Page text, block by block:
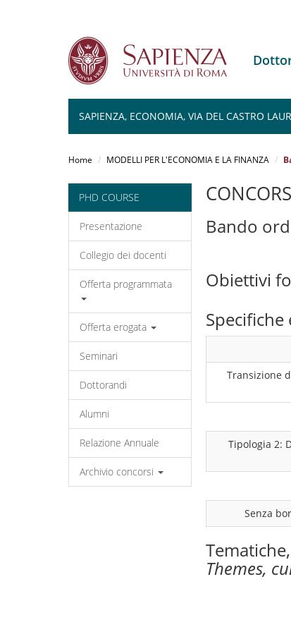
SAPIENZA, ECONOMIA, VIA DEL CASTRO
Home MODELLI PER L'ECONOMIA E LA FINANZA
PHD COURSE
Presentazione
Collegio dei docenti
Offerta programmata
Offerta erogata
Seminari
Dottorandi
Alumni
Relazione Annuale
Archivio concorsi
Bando
Obiettivi
Transizione
Tipologia 2:
Senza
Themes,